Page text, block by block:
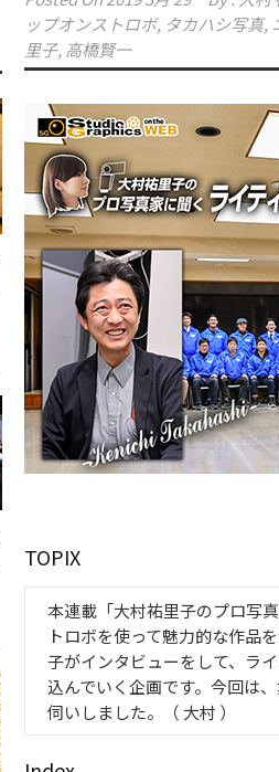
ップオンストロボ, タカハシ写真,
里子, 高橋賢一
TOPIX
本連載「大村祐里子のプロ写
トロボを使って魅力的な作品
子がインタビューをして、ラ
込んでいく企画です。今回は
伺いしました。（ 大村 ）